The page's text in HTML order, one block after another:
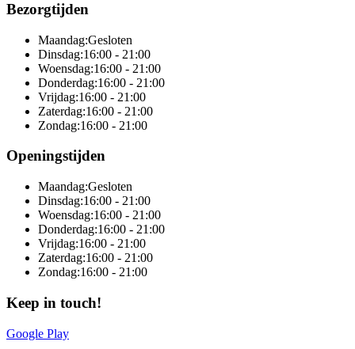
Bezorgtijden
Maandag:Gesloten
Dinsdag:16:00 - 21:00
Woensdag:16:00 - 21:00
Donderdag:16:00 - 21:00
Vrijdag:16:00 - 21:00
Zaterdag:16:00 - 21:00
Zondag:16:00 - 21:00
Openingstijden
Maandag:Gesloten
Dinsdag:16:00 - 21:00
Woensdag:16:00 - 21:00
Donderdag:16:00 - 21:00
Vrijdag:16:00 - 21:00
Zaterdag:16:00 - 21:00
Zondag:16:00 - 21:00
Keep in touch!
Google Play